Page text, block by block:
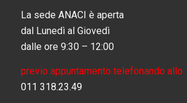
La sede ANACI è aperta
dal Lunedì al Giovedì
dalle ore 9:30 – 12:00
previo appuntamento telefonando allo
011 318.23.49